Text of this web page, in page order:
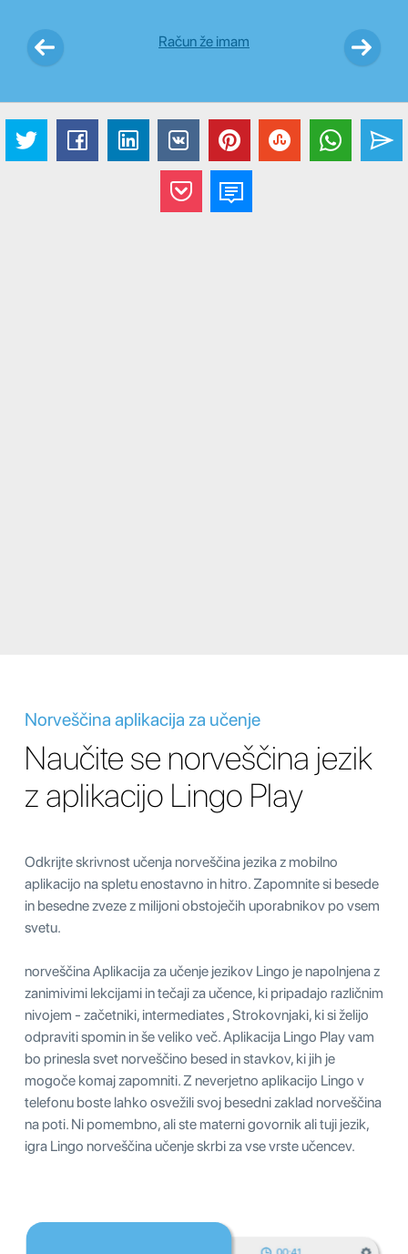
Račun že imam
Norveščina aplikacija za učenje
Naučite se norveščina jezik
z aplikacijo Lingo Play
Odkrijte skrivnost učenja norveščina jezika z mobilno
aplikacijo na spletu enostavno in hitro. Zapomnite si besede
in besedne zveze z milijoni obstoječih uporabnikov po vsem
svetu.
norveščina Aplikacija za učenje jezikov Lingo je napolnjena z
zanimivimi lekcijami in tečaji za učence, ki pripadajo različnim
nivojem - začetniki, intermediates , Strokovnjaki, ki si želijo
odpraviti spomin in še veliko več. Aplikacija Lingo Play vam
bo prinesla svet norveščino besed in stavkov, ki jih je
mogoče komaj zapomniti. Z neverjetno aplikacijo Lingo v
telefonu boste lahko osvežili svoj besedni zaklad norveščina
na poti. Ni pomembno, ali ste materni govornik ali tuji jezik,
igra Lingo norveščina učenje skrbi za vse vrste učencev.